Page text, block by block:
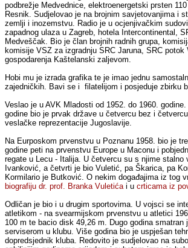
podbrežje Medvednice, elektroenergetski prsten
Resnik. Sudjelovao je na brojnim savjetovanjima i
zemlji i inozemstvu. Radio je u ocjenjivačkim
zapadnog ulaza u Zagreb, hotela Intercontinental,
Medveščak. Bio je član brojnih radnih grupa,
komisije VSZ za izgradnju SRC Jaruna, SRC potok
gospodarenja Kaštelanski zaljevom.
Hobi mu je izrada grafika te je imao jednu
zajedničkih. Bavi se i filatelijom i posjeduje zbirku
Veslao je u AVK Mladosti od 1952. do 1960.
godine bio je prvak države u četvercu bez i
veslačke reprezentacije Jugoslavije.
Na Eurposkom prvenstvu u Poznanu 1958. bio je
godine peti na prvenstvu Europe u Maconu i
regate u Lecu - Italija. U četvercu su s njime stalno
Ivanković, a četvrti je bio Vuletić, pa Škarica, pa
Kormilario je Butković. O nekim događajima iz tog
biografiju dr. prof. Branka Vuletićai ucrticama iz
Odličan je bio i u drugim sportovima. U vojsci se
atletikom - na svearmijskom prvenstvu u atletici
100 m te bacio disk 49,26 m. Dugo godina smatran
serviserom u klubu. Više godina bio je uspješan
dopredsjednik kluba. Redovito je sudjelovao na